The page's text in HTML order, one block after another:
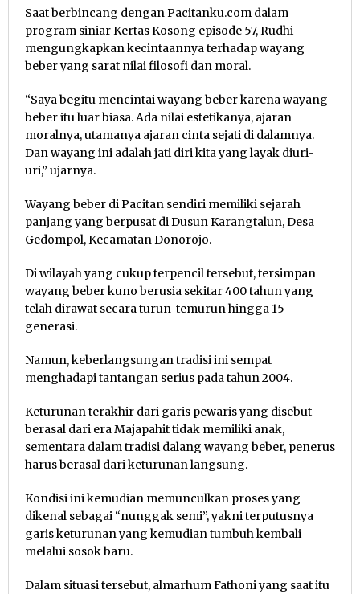
Saat berbincang dengan Pacitanku.com dalam
program siniar Kertas Kosong episode 57, Rudhi
mengungkapkan kecintaannya terhadap wayang
beber yang sarat nilai filosofi dan moral.
“Saya begitu mencintai wayang beber karena wayang
beber itu luar biasa. Ada nilai estetikanya, ajaran
moralnya, utamanya ajaran cinta sejati di dalamnya.
Dan wayang ini adalah jati diri kita yang layak diuri-
uri,” ujarnya.
Wayang beber di Pacitan sendiri memiliki sejarah
panjang yang berpusat di Dusun Karangtalun, Desa
Gedompol, Kecamatan Donorojo.
Di wilayah yang cukup terpencil tersebut, tersimpan
wayang beber kuno berusia sekitar 400 tahun yang
telah dirawat secara turun-temurun hingga 15
generasi.
Namun, keberlangsungan tradisi ini sempat
menghadapi tantangan serius pada tahun 2004.
Keturunan terakhir dari garis pewaris yang disebut
berasal dari era Majapahit tidak memiliki anak,
sementara dalam tradisi dalang wayang beber, penerus
harus berasal dari keturunan langsung.
Kondisi ini kemudian memunculkan proses yang
dikenal sebagai “nunggak semi”, yakni terputusnya
garis keturunan yang kemudian tumbuh kembali
melalui sosok baru.
Dalam situasi tersebut, almarhum Fathoni yang saat itu